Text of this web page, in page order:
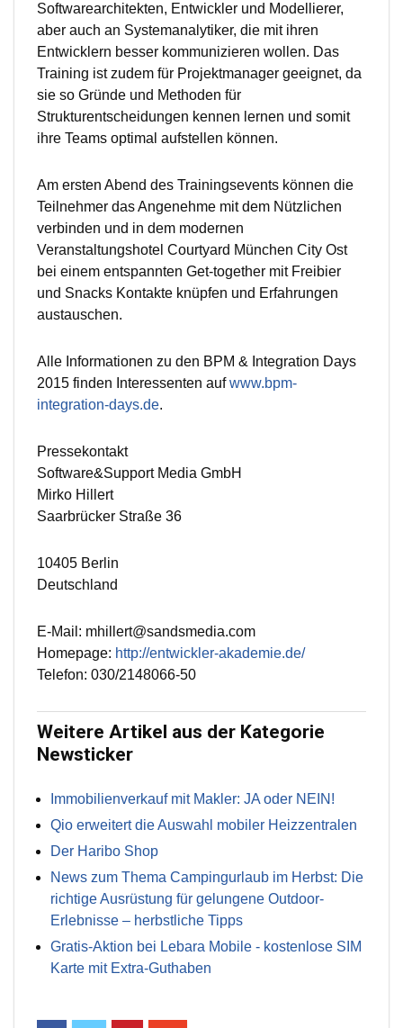
Softwarearchitekten, Entwickler und Modellierer,
aber auch an Systemanalytiker, die mit ihren
Entwicklern besser kommunizieren wollen. Das
Training ist zudem für Projektmanager geeignet, da
sie so Gründe und Methoden für
Strukturentscheidungen kennen lernen und somit
ihre Teams optimal aufstellen können.
Am ersten Abend des Trainingsevents können die
Teilnehmer das Angenehme mit dem Nützlichen
verbinden und in dem modernen
Veranstaltungshotel Courtyard München City Ost
bei einem entspannten Get-together mit Freibier
und Snacks Kontakte knüpfen und Erfahrungen
austauschen.
Alle Informationen zu den BPM & Integration Days
2015 finden Interessenten aufwww.bpm-
integration-days.de.
Pressekontakt
Software&Support Media GmbH
Mirko Hillert
Saarbrücker Straße 36
10405 Berlin
Deutschland
E-Mail: mhillert@sandsmedia.com
Homepage: http://entwickler-akademie.de/
Telefon: 030/2148066-50
Weitere Artikel aus der Kategorie
Newsticker
Immobilienverkauf mit Makler: JA oder NEIN!
Qio erweitert die Auswahl mobiler Heizzentralen
Der Haribo Shop
News zum Thema Campingurlaub im Herbst: Die
richtige Ausrüstung für gelungene Outdoor-
Erlebnisse – herbstliche Tipps
Gratis-Aktion bei Lebara Mobile - kostenlose SIM
Karte mit Extra-Guthaben